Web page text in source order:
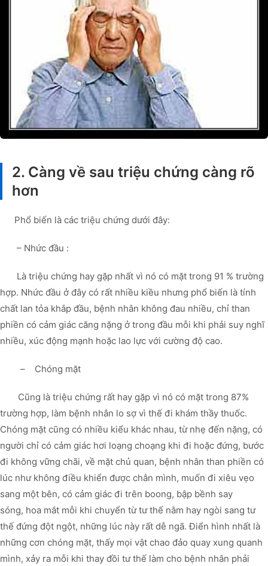
2. Càng về sau triệu chứng càng rõ
hơn
Phổ biến là các triệu chứng dưới đây:
– Nhức đầu :
Là triệu chứng hay gặp nhất vì nó có mặt trong 91 % trường
hợp. Nhức đầu ở đây có rất nhiều kiều nhưng phổ biến là tính
chất lan tỏa khắp đầu, bệnh nhân không đau nhiều, chỉ than
phiền có cảm giác căng nặng ở trong đầu mỗi khi phải suy nghĩ
nhiều, xúc động mạnh hoặc lao lực với cường độ cao.
– Chóng mặt
Cũng là triệu chứng rất hay gặp vì nó có mặt trong 87%
trường hợp, làm bệnh nhân lo sợ vì thế đi khám thầy thuốc.
Chóng mặt cũng có nhiều kiểu khác nhau, từ nhẹ đến nặng, có
người chỉ có cảm giác hơi loạng choạng khi đi hoặc đứng, bước
đi không vững chãi, về mặt chủ quan, bệnh nhân than phiền có
lúc như không điều khiển được chân mình, muốn đi xiêu vẹo
sang một bên, có cảm giác đi trên boong, bập bềnh say
sóng, hoa mắt mỗi khi chuyển từ tư thế nằm hay ngòi sang tư
thế đứng đột ngột, những lúc này rất dễ ngã. Điển hình nhất là
những cơn chóng mặt, thấy mọi vật chao đảo quay xung quanh
mình, xảy ra mỗi khi thay đồi tư thế làm cho bệnh nhân phải